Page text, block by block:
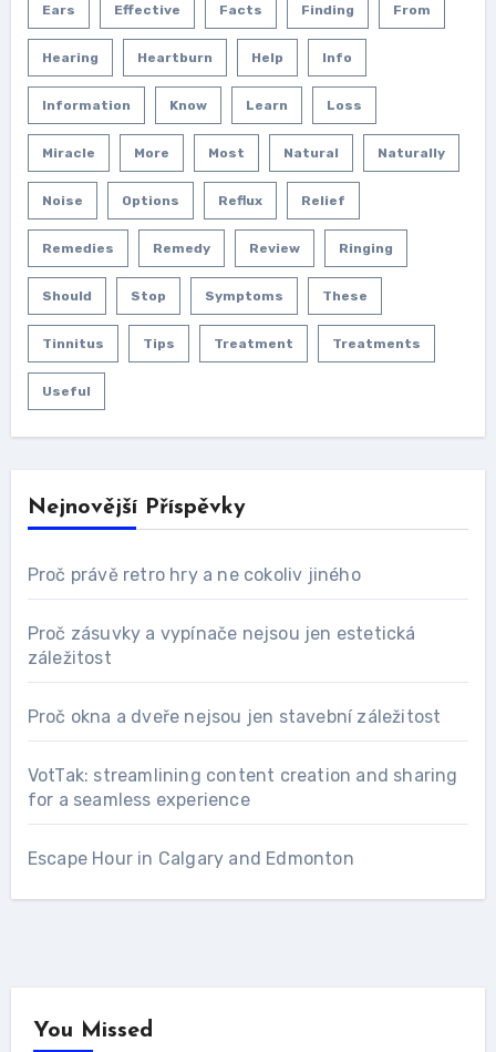
Ears Effective Facts Finding From
Hearing Heartburn Help Info
Information Know Learn Loss
Miracle More Most Natural Naturally
Noise Options Reflux Relief
Remedies Remedy Review Ringing
Should Stop Symptoms These
Tinnitus Tips Treatment Treatments
Useful
Nejnovější Příspěvky
Proč právě retro hry a ne cokoliv jiného
Proč zásuvky a vypínače nejsou jen estetická
záležitost
Proč okna a dveře nejsou jen stavební záležitost
VotTak: streamlining content creation and sharing
for a seamless experience
Escape Hour in Calgary and Edmonton
You Missed